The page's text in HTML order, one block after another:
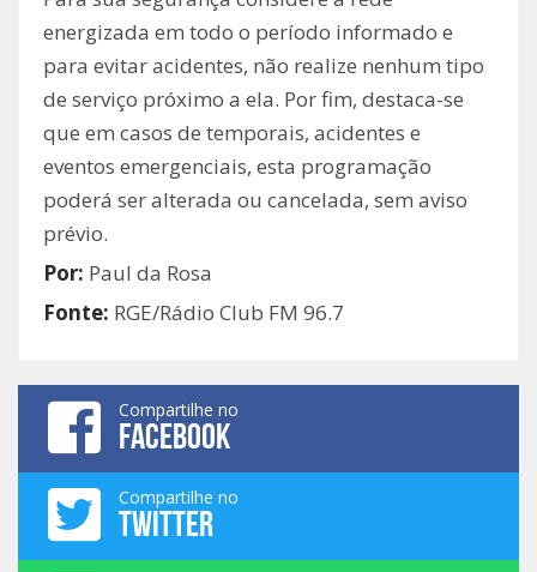
energizada em todo o período informado e
para evitar acidentes, não realize nenhum tipo
de serviço próximo a ela. Por fim, destaca-se
que em casos de temporais, acidentes e
eventos emergenciais, esta programação
poderá ser alterada ou cancelada, sem aviso
prévio.
Por: Paul da Rosa
Fonte: RGE/Rádio Club FM 96.7
Compartilhe no
FACEBOOK
Compartilhe no
TWITTER